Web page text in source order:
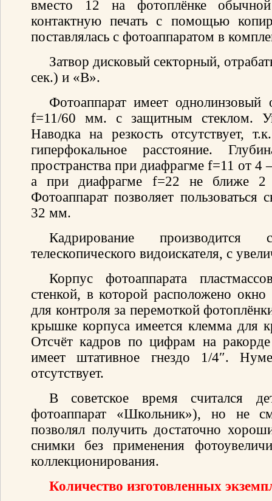
вместо 12 на фотоплёнке
контактную печать с помощью
поставлялась с фотоаппаратом в
Затвор дисковый секторный,
сек.) и «В».
Фотоаппарат имеет однолинзовый
f=11/60 мм. с защитным стеклом.
Наводка на резкость отсутствует,
гиперфокальное расстояние.
пространства при диафрагме f=11 от
а при диафрагме f=22 не ближе 2
Фотоаппарат позволяет пользоваться
32 мм.
Кадрирование
телескопического видоискателя, с
Корпус фотоаппарата
стенкой, в которой расположено
для контроля за перемоткой
крышке корпуса имеется клемма для
Отсчёт кадров по цифрам на
имеет штативное гнездо 1/4″.
отсутствует.
В советское время считался
фотоаппарат «Школьник»), но не
позволял получить достаточно
снимки без применения
коллекционирования.
Количество изготовленных